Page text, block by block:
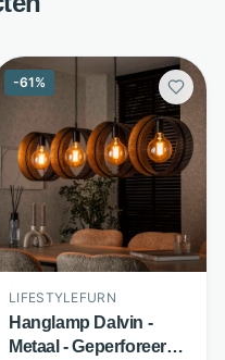
-61%
LIFESTYLEFURN
Hanglamp Dalvin -
Metaal - Geperforeerde